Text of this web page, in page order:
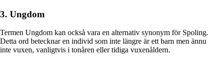
3. Ungdom
Termen Ungdom kan också vara en alternativ synonym för Spoling.
Detta ord betecknar en individ som inte längre är ett barn men ännu
inte vuxen, vanligtvis i tonåren eller tidiga vuxenåldern.